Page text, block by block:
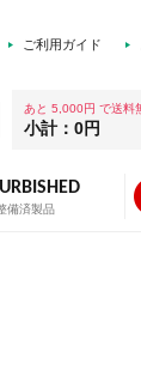
ご利用ガイド
あと 5,000円 で送料
小計：0円
備済製品